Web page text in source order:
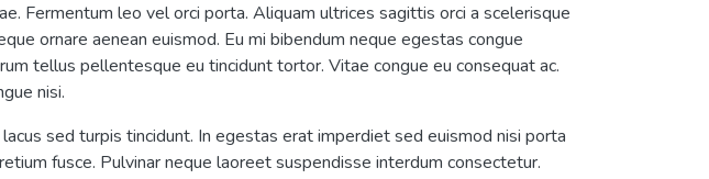
Fermentum leo vel orci porta. Aliquam ultrices sagittis orci a scelerisque
ornare aenean euismod. Eu mi bibendum neque egestas congue
tellus pellentesque eu tincidunt tortor. Vitae congue eu consequat ac.
nisi.
sed turpis tincidunt. In egestas erat imperdiet sed euismod nisi porta
fusce. Pulvinar neque laoreet suspendisse interdum consectetur.